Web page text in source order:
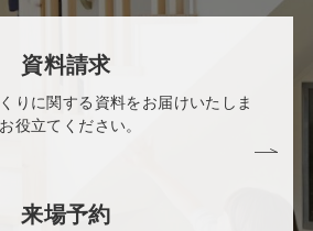
資料請求
りに関する資料をお届けいたしま
役立てください。
来場予約